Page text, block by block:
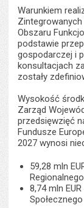
Warunkiem
Obszaru
podstawie
gospodarczej i
konsultacjach
zostały
Wysokość
Zarząd
przedsięwzięć
Fundusze
2027 wynosi
59,28 mln
Regionalnego
8,74 mln
Społecznego